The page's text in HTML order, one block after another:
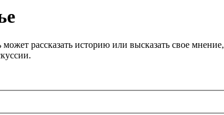
рассказать историю или высказать свое мнение,